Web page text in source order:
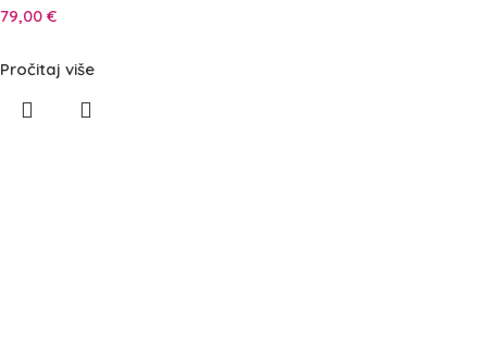
79,00 €
Pročitaj više